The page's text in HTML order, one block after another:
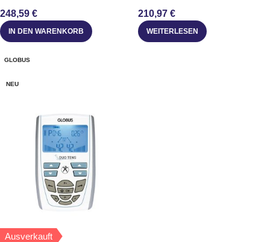
248,59 €
IN DEN WARENKORB
210,97 €
WEITERLESEN
GLOBUS
NEU
Ausverkauft